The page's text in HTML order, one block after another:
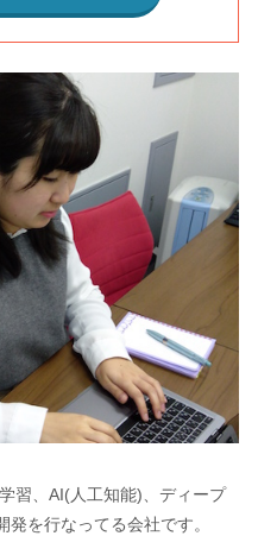
習、AI(人工知能)、ディープ
を行なってる会社です。